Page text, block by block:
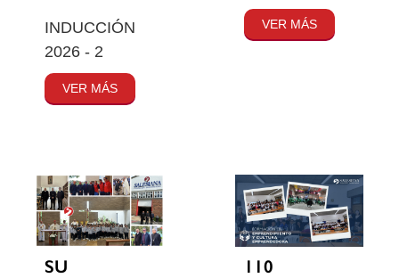
INDUCCIÓN
2026 - 2
VER MÁS
VER MÁS
SU
110